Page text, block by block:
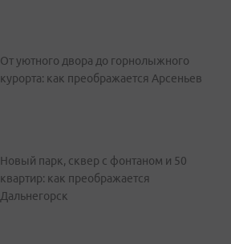
От уютного двора до горнолыжного
курорта: как преображается Арсеньев
Новый парк, сквер с фонтаном и 50
квартир: как преображается
Дальнегорск